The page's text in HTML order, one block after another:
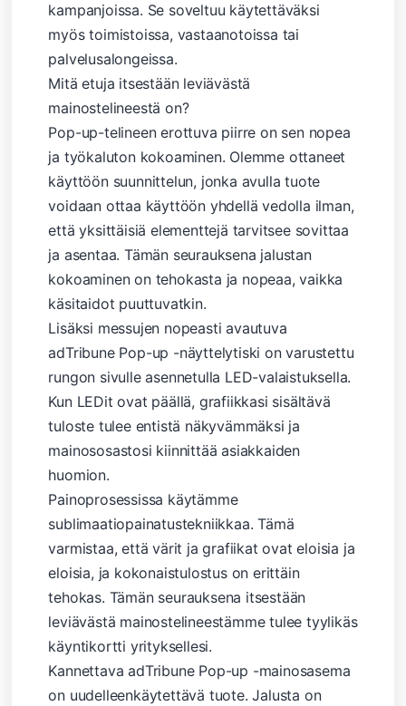
kampanjoissa. Se soveltuu käytettäväksi
myös toimistoissa, vastaanotoissa tai
palvelusalongeissa.
Mitä etuja itsestään leviävästä
mainostelineestä on?
Pop-up-telineen erottuva piirre on sen nopea
ja työkaluton kokoaminen. Olemme ottaneet
käyttöön suunnittelun, jonka avulla tuote
voidaan ottaa käyttöön yhdellä vedolla ilman,
että yksittäisiä elementtejä tarvitsee sovittaa
ja asentaa. Tämän seurauksena jalustan
kokoaminen on tehokasta ja nopeaa, vaikka
käsitaidot puuttuvatkin.
Lisäksi messujen nopeasti avautuva
adTribune Pop-up -näyttelytiski on varustettu
rungon sivulle asennetulla LED-valaistuksella.
Kun LEDit ovat päällä, grafiikkasi sisältävä
tuloste tulee entistä näkyvämmäksi ja
mainososastosi kiinnittää asiakkaiden
huomion.
Painoprosessissa käytämme
sublimaatiopainatustekniikkaa. Tämä
varmistaa, että värit ja grafiikat ovat eloisia ja
eloisia, ja kokonaistulostus on erittäin
tehokas. Tämän seurauksena itsestään
leviävästä mainostelineestämme tulee tyylikäs
käyntikortti yrityksellesi.
Kannettava adTribune Pop-up -mainosasema
on uudelleenkäytettävä tuote. Jalusta on